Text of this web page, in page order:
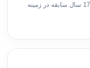
رایانه ای و دعاوی بانکی و ملکی با بیش از 17 سال سابقه در زمینه